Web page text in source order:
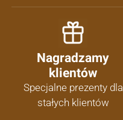
Nagradzamy
klientów
Specjalne prezenty dla
stałych klientów